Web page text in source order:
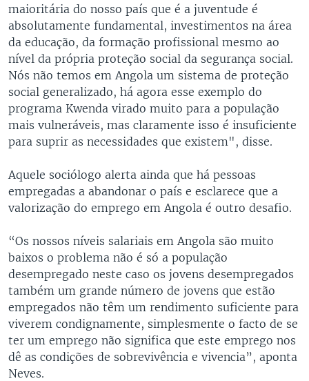
maioritária do nosso país que é a juventude é
absolutamente fundamental, investimentos na área
da educação, da formação profissional mesmo ao
nível da própria proteção social da segurança social.
Nós não temos em Angola um sistema de proteção
social generalizado, há agora esse exemplo do
programa Kwenda virado muito para a população
mais vulneráveis, mas claramente isso é insuficiente
para suprir as necessidades que existem", disse.
Aquele sociólogo alerta ainda que há pessoas
empregadas a abandonar o país e esclarece que a
valorização do emprego em Angola é outro desafio.
“Os nossos níveis salariais em Angola são muito
baixos o problema não é só a população
desempregado neste caso os jovens desempregados
também um grande número de jovens que estão
empregados não têm um rendimento suficiente para
viverem condignamente, simplesmente o facto de se
ter um emprego não significa que este emprego nos
dê as condições de sobrevivência e vivencia”, aponta
Neves.